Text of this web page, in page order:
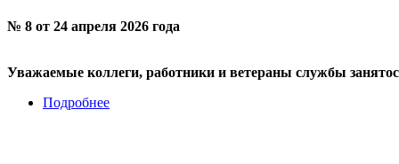
№ 8 от 24 апреля 2026 года
Уважаемые коллеги, работники и ветераны службы
Подробнее